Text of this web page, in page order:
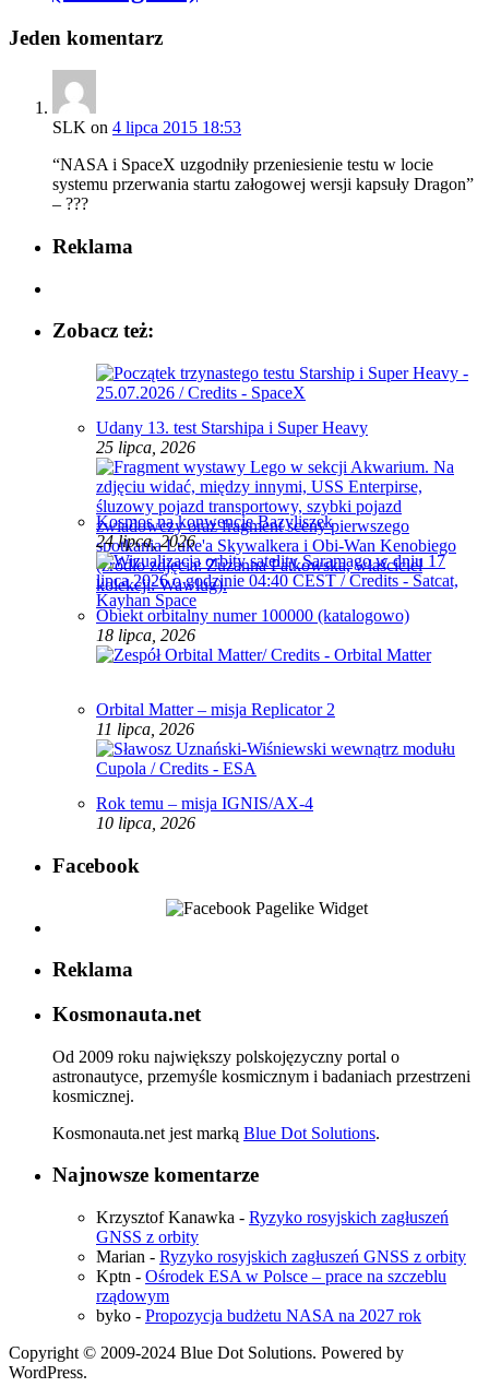
Jeden komentarz
SLK on 4 lipca 2015 18:53
“NASA i SpaceX uzgodniły przeniesienie testu w locie
systemu przerwania startu załogowej wersji kapsuły Dragon”
– ???
Reklama
Zobacz też:
Udany 13. test Starshipa i Super Heavy
25 lipca, 2026
Kosmos na konwencie Bazyliszek
24 lipca, 2026
Obiekt orbitalny numer 100000 (katalogowo)
18 lipca, 2026
Orbital Matter – misja Replicator 2
11 lipca, 2026
Rok temu – misja IGNIS/AX-4
10 lipca, 2026
Facebook
Reklama
Kosmonauta.net
Od 2009 roku największy polskojęzyczny portal o
astronautyce, przemyśle kosmicznym i badaniach przestrzeni
kosmicznej.
Kosmonauta.net jest marką Blue Dot Solutions.
Najnowsze komentarze
Krzysztof Kanawka - Ryzyko rosyjskich zagłuszeń
GNSS z orbity
Marian - Ryzyko rosyjskich zagłuszeń GNSS z orbity
Kptn - Ośrodek ESA w Polsce – prace na szczeblu
rządowym
byko - Propozycja budżetu NASA na 2027 rok
Copyright © 2009-2024 Blue Dot Solutions. Powered by
WordPress.